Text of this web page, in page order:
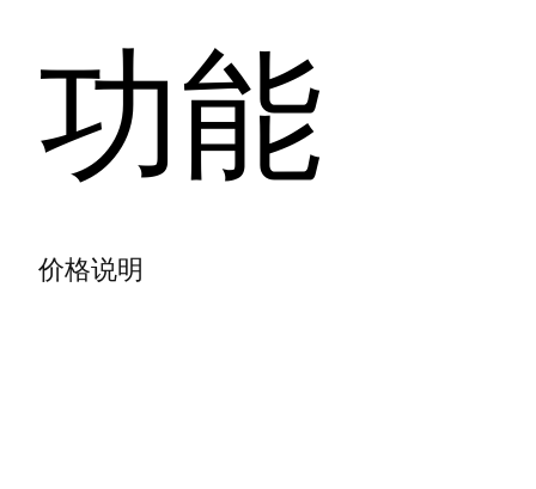
功能
价格说明